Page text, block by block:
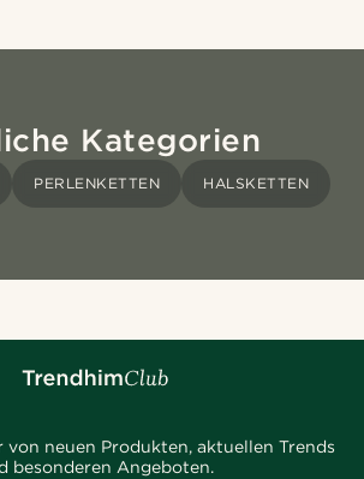
Kategorien
PERLENKETTEN HALSKETTEN
von neuen Produkten, aktuellen Trends
besonderen Angeboten.